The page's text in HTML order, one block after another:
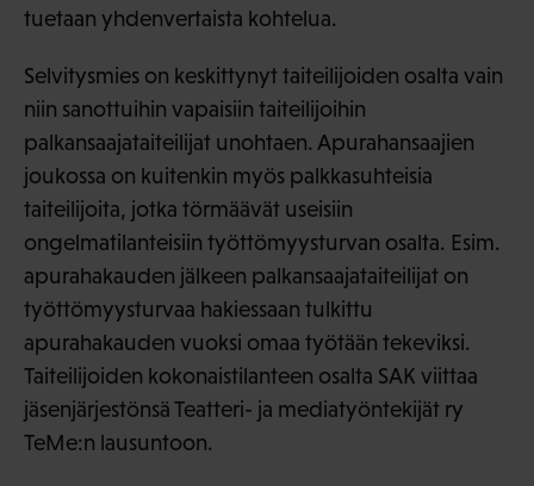
tuetaan yhdenvertaista kohtelua.
Selvitysmies on keskittynyt taiteilijoiden osalta vain
niin sanottuihin vapaisiin taiteilijoihin
palkansaajataiteilijat unohtaen. Apurahansaajien
joukossa on kuitenkin myös palkkasuhteisia
taiteilijoita, jotka törmäävät useisiin
ongelmatilanteisiin työttömyysturvan osalta. Esim.
apurahakauden jälkeen palkansaajataiteilijat on
työttömyysturvaa hakiessaan tulkittu
apurahakauden vuoksi omaa työtään tekeviksi.
Taiteilijoiden kokonaistilanteen osalta SAK viittaa
jäsenjärjestönsä Teatteri- ja mediatyöntekijät ry
TeMe:n lausuntoon.